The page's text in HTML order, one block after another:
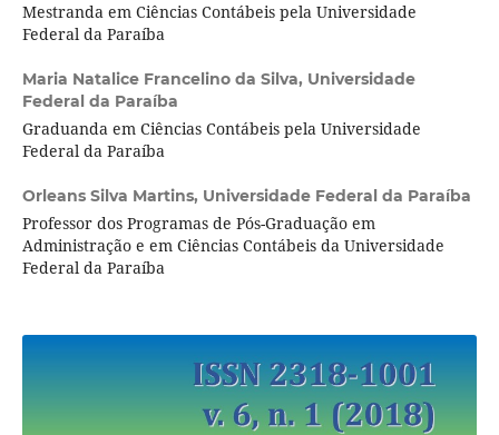
Mestranda em Ciências Contábeis pela Universidade
Federal da Paraíba
Maria Natalice Francelino da Silva, Universidade
Federal da Paraíba
Graduanda em Ciências Contábeis pela Universidade
Federal da Paraíba
Orleans Silva Martins, Universidade Federal da Paraíba
Professor dos Programas de Pós-Graduação em
Administração e em Ciências Contábeis da Universidade
Federal da Paraíba